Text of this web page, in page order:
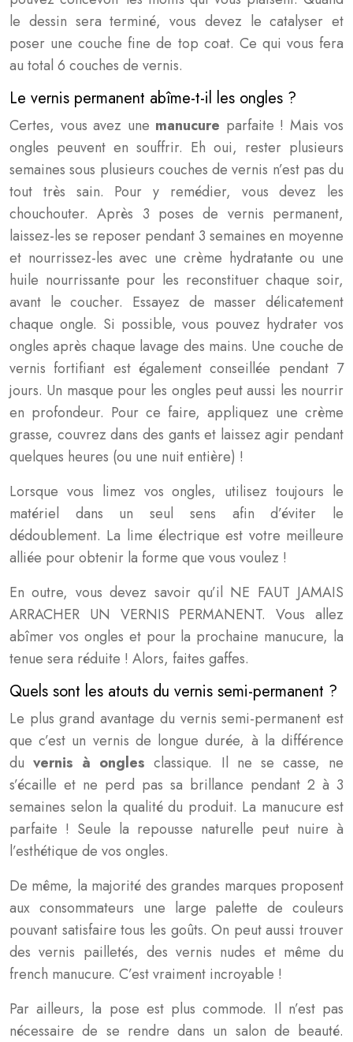
le dessin sera terminé, vous devez le catalyser et
poser une couche fine de top coat. Ce qui vous fera
au total 6 couches de vernis.
Le vernis permanent abîme-t-il les ongles ?
Certes, vous avez une manucure parfaite ! Mais vos
ongles peuvent en souffrir. Eh oui, rester plusieurs
semaines sous plusieurs couches de vernis n’est pas du
tout très sain. Pour y remédier, vous devez les
chouchouter. Après 3 poses de vernis permanent,
laissez-les se reposer pendant 3 semaines en moyenne
et nourrissez-les avec une crème hydratante ou une
huile nourrissante pour les reconstituer chaque soir,
avant le coucher. Essayez de masser délicatement
chaque ongle. Si possible, vous pouvez hydrater vos
ongles après chaque lavage des mains. Une couche de
vernis fortifiant est également conseillée pendant 7
jours. Un masque pour les ongles peut aussi les nourrir
en profondeur. Pour ce faire, appliquez une crème
grasse, couvrez dans des gants et laissez agir pendant
quelques heures (ou une nuit entière) !
Lorsque vous limez vos ongles, utilisez toujours le
matériel dans un seul sens afin d’éviter le
dédoublement. La lime électrique est votre meilleure
alliée pour obtenir la forme que vous voulez !
En outre, vous devez savoir qu’il NE FAUT JAMAIS
ARRACHER UN VERNIS PERMANENT. Vous allez
abîmer vos ongles et pour la prochaine manucure, la
tenue sera réduite ! Alors, faites gaffes.
Quels sont les atouts du vernis semi-permanent ?
Le plus grand avantage du vernis semi-permanent est
que c’est un vernis de longue durée, à la différence
duvernis à ongles classique. Il ne se casse, ne
s’écaille et ne perd pas sa brillance pendant 2 à 3
semaines selon la qualité du produit. La manucure est
parfaite ! Seule la repousse naturelle peut nuire à
l’esthétique de vos ongles.
De même, la majorité des grandes marques proposent
aux consommateurs une large palette de couleurs
pouvant satisfaire tous les goûts. On peut aussi trouver
des vernis pailletés, des vernis nudes et même du
french manucure. C’est vraiment incroyable !
Par ailleurs, la pose est plus commode. Il n’est pas
nécessaire de se rendre dans un salon de beauté.